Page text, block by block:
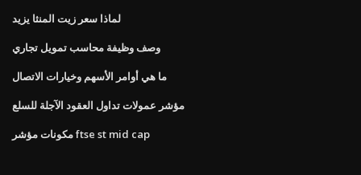
لماذا سعر زيت المنثا يزيد
وصف وظيفة محاسب تمويل تجاري
ما هي أوامر الأسهم وخيارات الاتصال
مؤشر عمولات تداول العقود الآجلة للسلع
مكونات مؤشر ftse st mid cap